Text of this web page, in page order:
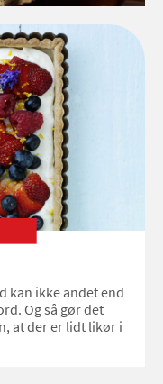
kan ikke andet end
Og så gør det
at der er lidt likør i